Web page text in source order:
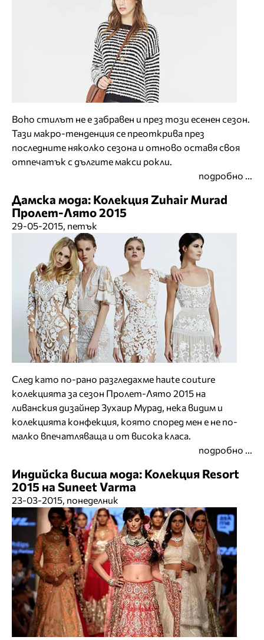
Boho стилът не е забравен и през този есенен сезон.
Тази макро-тенденция се преоткрива през
последните няколко сезона и отново оставя своя
отпечатък с дългите макси рокли.
подробно ...
Дамска мода: Колекция Zuhair Murad
Пролет-Лято 2015
29-05-2015, петък
След като по-рано разгледахме haute couture
колекцията за сезон Пролет-Лято 2015 на
ливанския дизайнер Зухаир Мурад, нека видим и
колекцията конфекция, която според мен е не по-
малко впечатляваща и от висока класа.
подробно ...
Индийска висша мода: Колекция Resort
2015 на Suneet Varma
23-03-2015, понеделник